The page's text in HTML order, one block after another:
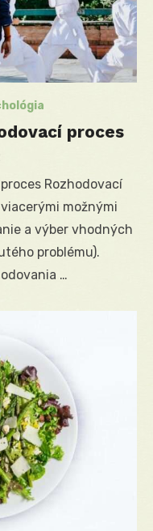
proces
Rozhodovací
možnými
a výber vhodných
problému).
…